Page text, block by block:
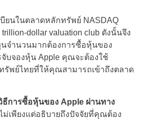
ยนในตลาดหลักทรัพย์ NASDAQ
dollar valuation club ดังนั้นจึง
จำนวนมากต้องการซื้อหุ้นของ
บจองหุ้น Apple คุณจะต้องใช้
รัพย์ไทยที่ให้คุณสามารถเข้าถึงตลาด
ธีการซื้อหุ้นของ Apple ผ่านทาง
ม่เพียงแต่อธิบายถึงปัจจัยที่คุณต้อง